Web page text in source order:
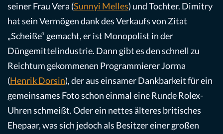
seiner Frau Vera (Sunnyi Melles) und Tochter. Dimitry
hat sein Vermögen dank des Verkaufs von Zitat
„Scheiße“ gemacht, er ist Monopolist in der
Düngemittelindustrie. Dann gibt es den schnell zu
Reichtum gekommenen Programmierer Jorma
(Henrik Dorsin), der aus einsamer Dankbarkeit für ein
gemeinsames Foto schon einmal eine Runde Rolex-
Uhren schmeißt. Oder ein nettes älteres britisches
Ehepaar, was sich jedoch als Besitzer einer großen